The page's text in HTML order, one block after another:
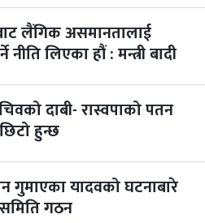
लैंगिक असमानतालाई
नीति लिएका हौं : मन्त्री बादी
दाबी- रास्वपाको पतन
हुन्छ
गुमाएका यादवको घटनाबारे
गठन